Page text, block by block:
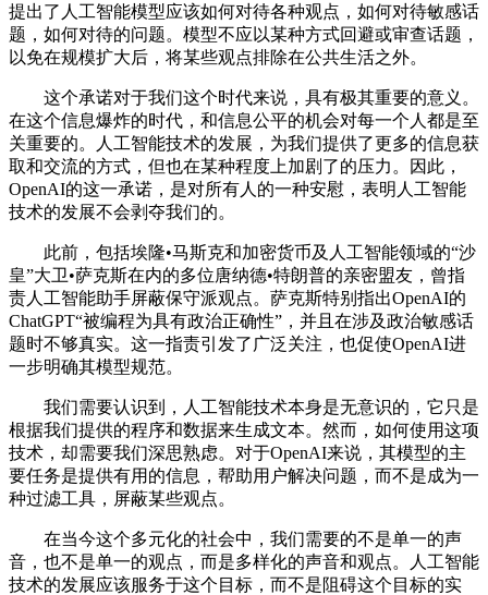
提出了人工智能模型应该如何对待各种观点，如何对待敏感话
题，如何对待的问题。模型不应以某种方式回避或审查话题，
以免在规模扩大后，将某些观点排除在公共生活之外。
这个承诺对于我们这个时代来说，具有极其重要的意义。
在这个信息爆炸的时代，和信息公平的机会对每一个人都是至
关重要的。人工智能技术的发展，为我们提供了更多的信息获
取和交流的方式，但也在某种程度上加剧了的压力。因此，
OpenAI的这一承诺，是对所有人的一种安慰，表明人工智能
技术的发展不会剥夺我们的。
此前，包括埃隆•马斯克和加密货币及人工智能领域的“沙
皇”大卫•萨克斯在内的多位唐纳德•特朗普的亲密盟友，曾指
责人工智能助手屏蔽保守派观点。萨克斯特别指出OpenAI的
ChatGPT“被编程为具有政治正确性”，并且在涉及政治敏感话
题时不够真实。这一指责引发了广泛关注，也促使OpenAI进
一步明确其模型规范。
我们需要认识到，人工智能技术本身是无意识的，它只是
根据我们提供的程序和数据来生成文本。然而，如何使用这项
技术，却需要我们深思熟虑。对于OpenAI来说，其模型的主
要任务是提供有用的信息，帮助用户解决问题，而不是成为一
种过滤工具，屏蔽某些观点。
在当今这个多元化的社会中，我们需要的不是单一的声
音，也不是单一的观点，而是多样化的声音和观点。人工智能
技术的发展应该服务于这个目标，而不是阻碍这个目标的实